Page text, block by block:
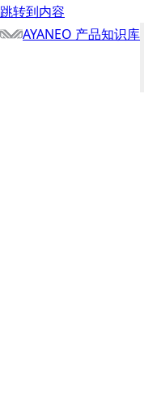
跳转到内容
AYANEO 产品知识库